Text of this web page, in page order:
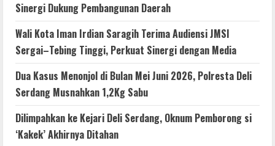
Sinergi Dukung Pembangunan Daerah
Wali Kota Iman Irdian Saragih Terima Audiensi JMSI
Sergai–Tebing Tinggi, Perkuat Sinergi dengan Media
Dua Kasus Menonjol di Bulan Mei Juni 2026, Polresta Deli
Serdang Musnahkan 1,2Kg Sabu
Dilimpahkan ke Kejari Deli Serdang, Oknum Pemborong si
‘Kakek’ Akhirnya Ditahan